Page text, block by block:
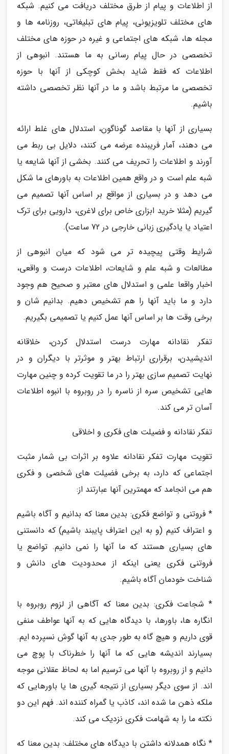
از اطلاعات و پیام از طرق مختلف دریافت می کنیم. شبکه
های مختلف تلویزیونی، پیام های تبلیغاتی، روزنامه ها و
مجله ها، شبکه های اجتماعی و غیره در حوزه های مختلف
تخصصی در حال پیام رسانی به ما هستند. انبوهی از
اطلاعات که فقط شاید بخش کوچکی از آنها با حوزه
تخصصی ما مرتبط باشد و ما در آنها نظر تخصصی داشته
باشیم.
بسیاری از آنها با مقاصد گوناگون، استدلال های غلط ارائه
می دهند، آمار فریبنده عرضه می کنند، دلایل بی ربط می
آورند و اطلاعات را تحریف می کنند. بخشی از آنها شایعه یا
شبه علم است و در واقع همین اطلاعات به باورهای ما شکل
می دهد و در بسیاری از مواقع بر اساس آنها تصمیم می
گیریم (مثلا خرید ابزاری خاص برای لاغری، دارویی برای ترک
اعتیاد یا یادگیری زبانی خارجی در 72 ساعت).
شرایط وقتی پیچیده تر می شود که میان انبوهی از
مطالعات و شبه علم و شایعات، اطلاعات درست و واقعی،
اخبار واقعا علمی و استدلال های معتبر و صحیح هم وجود
دارد و ما باید آنها را هم تشخیص دهیم. بدانیم شان و
برخی وقت ها بر اساس آنها عمل کنیم یا تصمیمی بگیریم.
تفکر نقادانه مهارت درست استدلال کردن، خلاقانه
اندیشیدن، برقراری ارتباط بهتر و موثرتر با دیگران و در
نهایت تصمیم سازی بهتر را در ما تقویت کرده و چنین مهارت
هایی تشخیص سره از ناسره را در روبروه با انبوه اطلاعات
آسان تر می کند.
تفکر نقادانه و فضیلت های فکری و اخلاقی
تقویت مهارت تفکر نقادانه علاوه بر اثرات بی شمار مثبت
اجتماعی که دارد، به برخی فضیلت های شخصی و فکری
هم می انجامد که مهمترین آنها عبارتند از:
* فروتنی و تواضع فکری: بدین معنا که بدانیم و آگاه باشیم
و اعتراف کنیم (و به این اعتراف پایبند باشیم) که دانستنی
های بسیاری هستند که ما آنها را نمی دانیم. تواضع یا
فروتنی فکری یعنی اینکه از محدودیت های دانش و
شناخت خودمان آگاه باشیم.
* شجاعت فکری: بدین معنا که آگاهی از لزوم روبروه با
انگاره ها، باورها، با دیدگاه هایی که به آنها عواطف منفی
قوی داریم و هیچ گاه به طور جدی به آنها گوش نسپرده ایم.
بسیارند اندیشه هایی که ما آنها را خطرناک با پوچ می
دانیم و از روبروه با آنها می ترسیم اما به لحاظ عقلانی موجه
اند. از سوی دیگر بسیاری از نتیجه گیری ها یا باورهایی که
ملکه ذهن ما شده اند، کاذب یا گمراه کننده اند. فهم این دو
نکته ما را به شهامت فکری نزدیک می کند.
* نگاه همدلانه داشتن با دیدگاه های مختلف: بدین معنا که